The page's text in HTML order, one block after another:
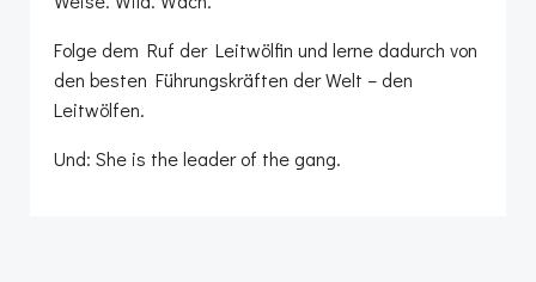
Folge dem Ruf der Leitwölfin und lerne dadurch von
den besten Führungskräften der Welt – den
Leitwölfen.
Und: She is the leader of the gang.